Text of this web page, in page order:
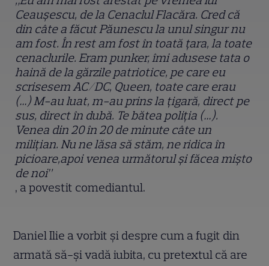
Ceaușescu, de la Cenaclul Flacăra. Cred că
din câte a făcut Păunescu la unul singur nu
am fost. În rest am fost în toată țara, la toate
cenaclurile. Eram punker, îmi adusese tata o
haină de la gărzile patriotice, pe care eu
scrisesem AC/DC, Queen, toate care erau
(…) M-au luat, m-au prins la țigară, direct pe
sus, direct în dubă. Te bătea poliția (…).
Venea din 20 în 20 de minute câte un
milițian. Nu ne lăsa să stăm, ne ridica în
picioare,apoi venea următorul și făcea mișto
de noi”
, a povestit comediantul.
Daniel Ilie a vorbit și despre cum a fugit din
armată să-și vadă iubita, cu pretextul că are